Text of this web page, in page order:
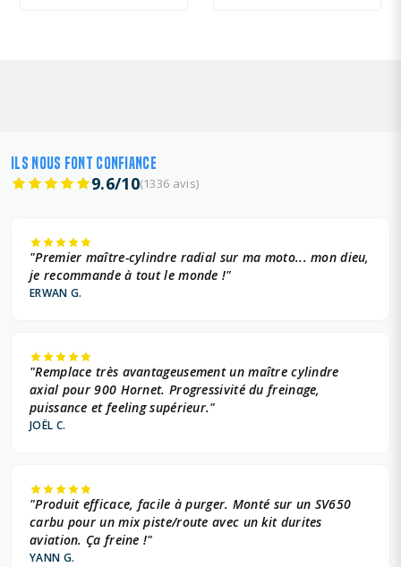
ILS NOUS FONT CONFIANCE
9.6/10(1336 avis)
"Premier maître-cylindre radial sur ma moto... mon dieu,
je recommande à tout le monde !"
ERWAN G.
"Remplace très avantageusement un maître cylindre
axial pour 900 Hornet. Progressivité du freinage,
puissance et feeling supérieur."
JOËL C.
"Produit efficace, facile à purger. Monté sur un SV650
carbu pour un mix piste/route avec un kit durites
aviation. Ça freine !"
YANN G.